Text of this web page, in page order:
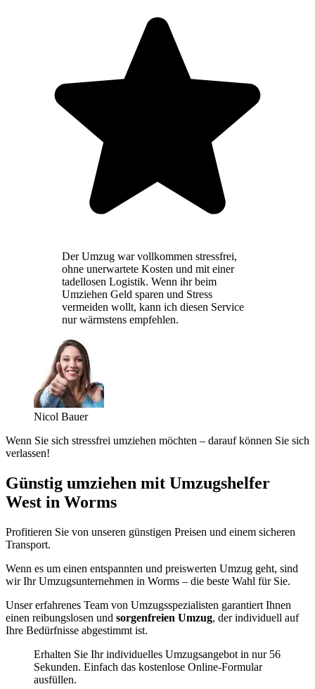
Der Umzug war vollkommen stressfrei,
ohne unerwartete Kosten und mit einer
tadellosen Logistik. Wenn ihr beim
Umziehen Geld sparen und Stress
vermeiden wollt, kann ich diesen Service
nur wärmstens empfehlen.
Nicol Bauer
Wenn Sie sich stressfrei umziehen möchten – darauf können Sie sich
verlassen!
Günstig umziehen mit Umzugshelfer
West in Worms
Profitieren Sie von unseren günstigen Preisen und einem sicheren
Transport.
Wenn es um einen entspannten und preiswerten Umzug geht, sind
wir Ihr Umzugsunternehmen in Worms – die beste Wahl für Sie.
Unser erfahrenes Team von Umzugsspezialisten garantiert Ihnen
einen reibungslosen und sorgenfreien Umzug, der individuell auf
Ihre Bedürfnisse abgestimmt ist.
Erhalten Sie Ihr individuelles Umzugsangebot in nur 56
Sekunden. Einfach das kostenlose Online-Formular
ausfüllen.